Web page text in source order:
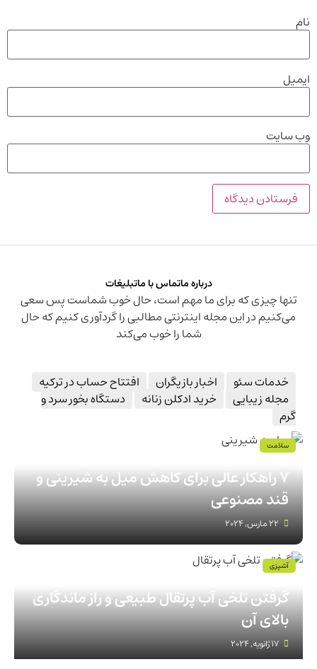
نام
ایمیل
وب‌ سایت
درباره ماتماس با ماتبلیغات
تنها چیزی که برای ما مهم است، حال خوب شماست پس سعی
می‌کنیم در این مجله اینترنتی مطالبی را گردآوری کنیم که حال
شما را خوب می‌کند
خدمات سئو اخبار بازیگران
افتتاح حساب در ترکیه
مجله زیبایی
خرید ادکلن زنانه
دستگاه بخور سرد و
گرم
7 راهکار عالی برای کاهش میل به شیرینی و
قند مصنوعی
22 مارس, 2024
سلامت
گرفتن تلخی آب پرتقال طبیعی و راز ماندگاری
بالای آن
17 ژانویه, 2024
آشپزی